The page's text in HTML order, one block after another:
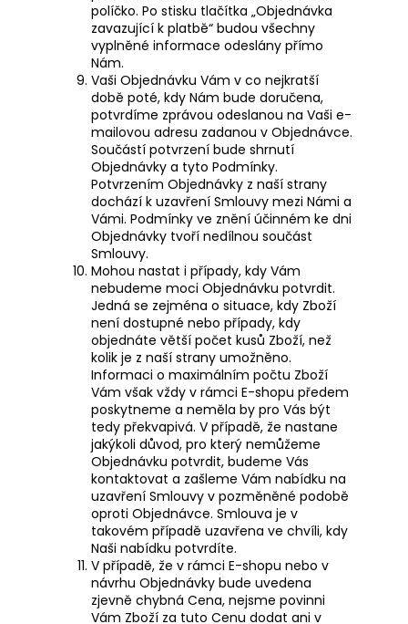
políčko. Po stisku tlačítka „Objednávka
zavazující k platbě“ budou všechny
vyplněné informace odeslány přímo
Nám.
Vaši Objednávku Vám v co nejkratší
době poté, kdy Nám bude doručena,
potvrdíme zprávou odeslanou na Vaši e-
mailovou adresu zadanou v Objednávce.
Součástí potvrzení bude shrnutí
Objednávky a tyto Podmínky.
Potvrzením Objednávky z naší strany
dochází k uzavření Smlouvy mezi Námi a
Vámi. Podmínky ve znění účinném ke dni
Objednávky tvoří nedílnou součást
Smlouvy.
Mohou nastat i případy, kdy Vám
nebudeme moci Objednávku potvrdit.
Jedná se zejména o situace, kdy Zboží
není dostupné nebo případy, kdy
objednáte větší počet kusů Zboží, než
kolik je z naší strany umožněno.
Informaci o maximálním počtu Zboží
Vám však vždy v rámci E-shopu předem
poskytneme a neměla by pro Vás být
tedy překvapivá. V případě, že nastane
jakýkoli důvod, pro který nemůžeme
Objednávku potvrdit, budeme Vás
kontaktovat a zašleme Vám nabídku na
uzavření Smlouvy v pozměněné podobě
oproti Objednávce. Smlouva je v
takovém případě uzavřena ve chvíli, kdy
Naši nabídku potvrdíte.
V případě, že v rámci E-shopu nebo v
návrhu Objednávky bude uvedena
zjevně chybná Cena, nejsme povinni
Vám Zboží za tuto Cenu dodat ani v